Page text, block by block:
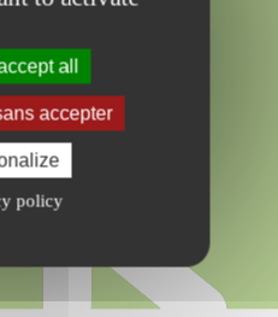
all
accepter
policy